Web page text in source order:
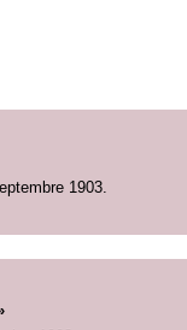
1903.